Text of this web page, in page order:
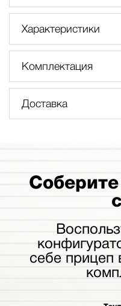
Характеристики
Комплектация
Доставка
себе прицеп